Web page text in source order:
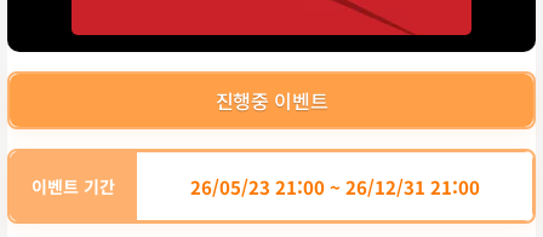
진행중 이벤트
이벤트 기간 26/05/23 21:00 ~ 26/12/31 21:00